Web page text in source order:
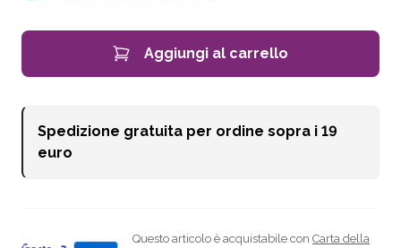
Aggiungi al carrello
Spedizione gratuita per ordine sopra i 19
euro
Questo articolo è acquistabile con Carta della